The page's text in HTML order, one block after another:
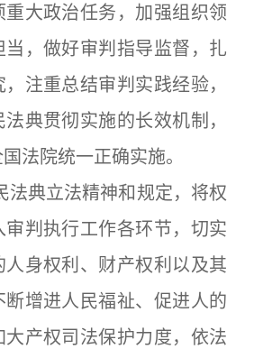
重大政治任务，加强组织领
，做好审判指导监督，扎
注重总结审判实践经验，
典贯彻实施的长效机制，
法院统一正确实施。
典立法精神和规定，将权
判执行工作各环节，切实
身权利、财产权利以及其
增进人民福祉、促进人的
产权司法保护力度，依法